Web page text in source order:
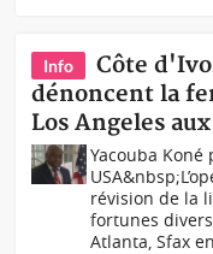
Info
Côte
dénoncent la
Los Angeles
Yacouba Koné
révision de la
fortunes
Atlanta, Sfax